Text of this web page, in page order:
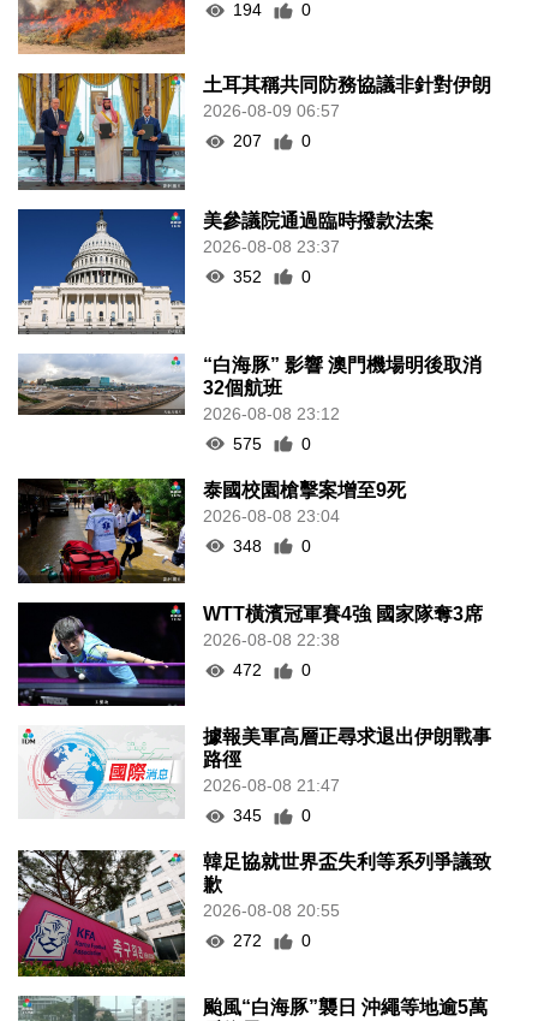
194
0
土耳其稱共同防務協議非針對伊朗
2026-08-09 06:57
207
0
美參議院通過臨時撥款法案
2026-08-08 23:37
352
0
“白海豚” 影響 澳門機場明後取消
32個航班
2026-08-08 23:12
575
0
泰國校園槍擊案增至9死
2026-08-08 23:04
348
0
WTT橫濱冠軍賽4強 國家隊奪3席
2026-08-08 22:38
472
0
據報美軍高層正尋求退出伊朗戰事
路徑
2026-08-08 21:47
345
0
韓足協就世界盃失利等系列爭議致
歉
2026-08-08 20:55
272
0
颱風“白海豚”襲日 沖繩等地逾5萬